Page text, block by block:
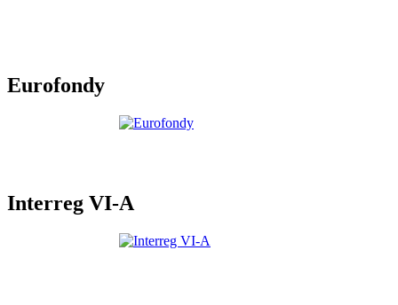
Eurofondy
Interreg VI-A